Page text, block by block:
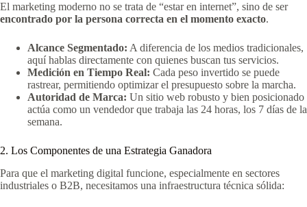
El marketing moderno no se trata de “estar en internet”, sino de ser
encontrado por la persona correcta en el momento exacto.
Alcance Segmentado: A diferencia de los medios tradicionales,
aquí hablas directamente con quienes buscan tus servicios.
Medición en Tiempo Real: Cada peso invertido se puede
rastrear, permitiendo optimizar el presupuesto sobre la marcha.
Autoridad de Marca: Un sitio web robusto y bien posicionado
actúa como un vendedor que trabaja las 24 horas, los 7 días de la
semana.
2. Los Componentes de una Estrategia Ganadora
Para que el marketing digital funcione, especialmente en sectores
industriales o B2B, necesitamos una infraestructura técnica sólida: